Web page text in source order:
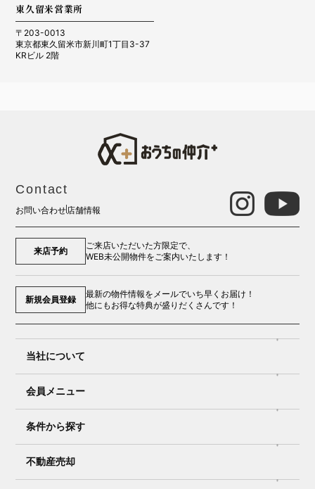
東久留米営業所
〒203-0013
東京都東久留米市新川町1丁目3-37
KRビル 2階
Contact
お問い合わせ 店舗情報
来店予約
ご来店いただいた方限定で、
WEB未公開物件をご案内いたします！
新規会員登録
最新の物件情報をメールでいち早くお届け！
他にもお得な特典が盛りだくさんです！
当社について
会員メニュー
条件から探す
不動産売却